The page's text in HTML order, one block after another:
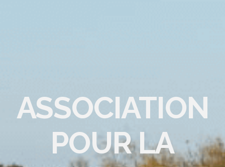
ASSOCIATION
POUR LA